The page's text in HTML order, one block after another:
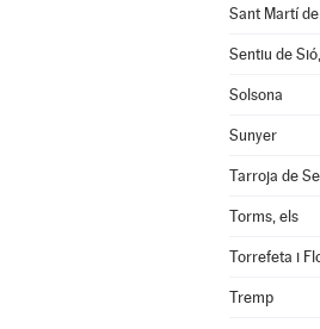
Sant Martí
Sentiu de
Solsona
Sunyer
Tarroja de
Torms, els
Torrefeta i
Tremp